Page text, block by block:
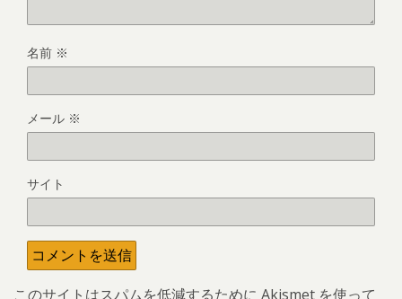
名前 ※
メール ※
サイト
このサイトはスパムを低減するために Akismet を使って